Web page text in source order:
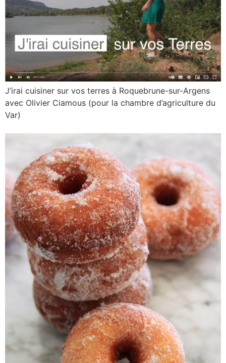
J’irai cuisiner sur vos terres à Roquebrune-sur-Argens
avec Olivier Ciamous (pour la chambre d’agriculture du
Var)